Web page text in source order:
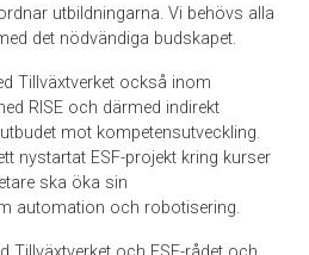
utbildningarna. Vi behövs alla
det nödvändiga budskapet.
Tillväxtverket också inom
RISE och därmed indirekt
mot kompetensutveckling.
nystartat ESF-projekt kring kurser
ska öka sin
automation och robotisering.